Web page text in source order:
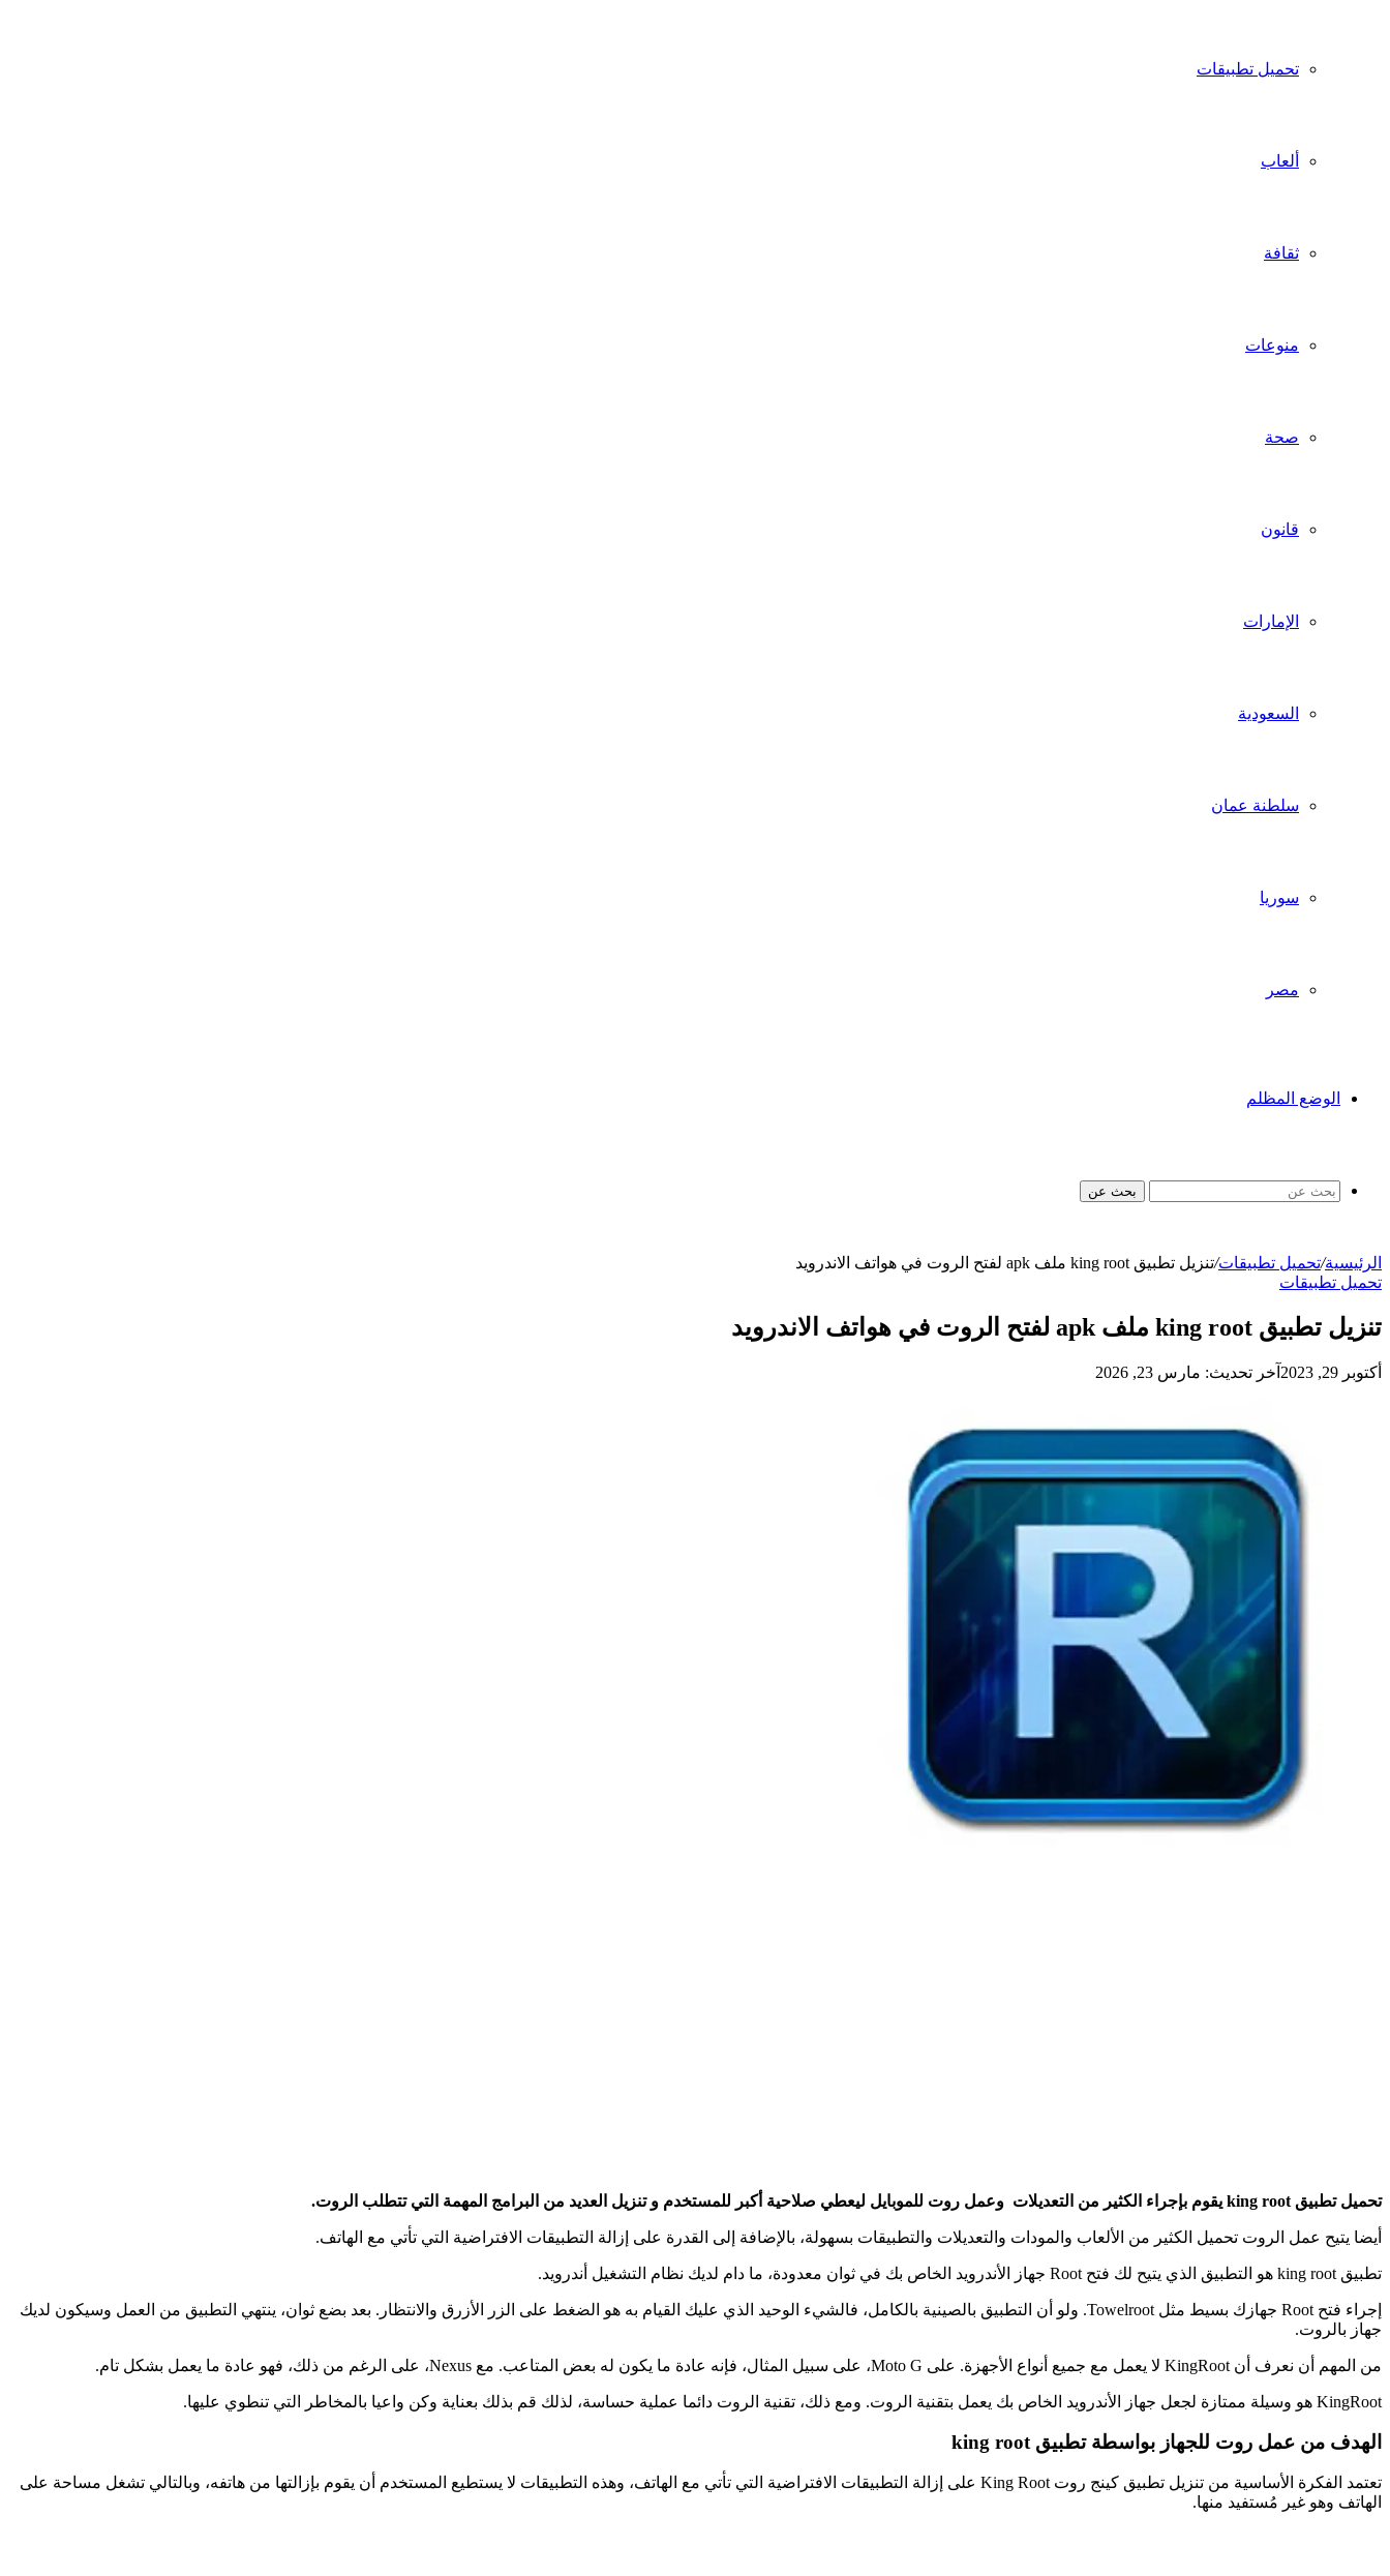
تحميل تطبيقات
ألعاب
ثقافة
منوعات
صحة
قانون
الإمارات
السعودية
سلطنة عمان
سوريا
مصر
الوضع المظلم
بحث عن
الرئيسية/تحميل تطبيقات/تنزيل تطبيق king root ملف apk لفتح الروت في هواتف الاندرويد
تحميل تطبيقات
تنزيل تطبيق king root ملف apk لفتح الروت في هواتف الاندرويد
أكتوبر 29, 2023 آخر تحديث: مارس 23, 2026
تحميل تطبيق king root يقوم بإجراء الكثير من التعديلات وعمل روت للموبايل ليعطي صلاحية أكبر للمستخدم و تنزيل العديد من البرامج المهمة التي تتطلب الروت.
أيضا يتيح عمل الروت تحميل الكثير من الألعاب والمودات والتعديلات والتطبيقات بسهولة، بالإضافة إلى القدرة على إزالة التطبيقات الافتراضية التي تأتي مع الهاتف.
تطبيق king root هو التطبيق الذي يتيح لك فتح Root جهاز الأندرويد الخاص بك في ثوان معدودة، ما دام لديك نظام التشغيل أندرويد.
إجراء فتح Root جهازك بسيط مثل Towelroot. ولو أن التطبيق بالصينية بالكامل، فالشيء الوحيد الذي عليك القيام به هو الضغط على الزر الأزرق والانتظار. بعد بضع ثوان، ينتهي التطبيق من العمل وسيكون لديك
جهاز بالروت.
من المهم أن نعرف أن KingRoot لا يعمل مع جميع أنواع الأجهزة. على Moto G، على سبيل المثال، فإنه عادة ما يكون له بعض المتاعب. مع Nexus، على الرغم من ذلك، فهو عادة ما يعمل بشكل تام.
KingRoot هو وسيلة ممتازة لجعل جهاز الأندرويد الخاص بك يعمل بتقنية الروت. ومع ذلك، تقنية الروت دائما عملية حساسة، لذلك قم بذلك بعناية وكن واعيا بالمخاطر التي تنطوي عليها.
الهدف من عمل روت للجهاز بواسطة تطبيق king root
تعتمد الفكرة الأساسية من تنزيل تطبيق كينج روت King Root على إزالة التطبيقات الافتراضية التي تأتي مع الهاتف، وهذه التطبيقات لا يستطيع المستخدم أن يقوم بإزالتها من هاتفه، وبالتالي تشغل مساحة على
الهاتف وهو غير مُستفيد منها.